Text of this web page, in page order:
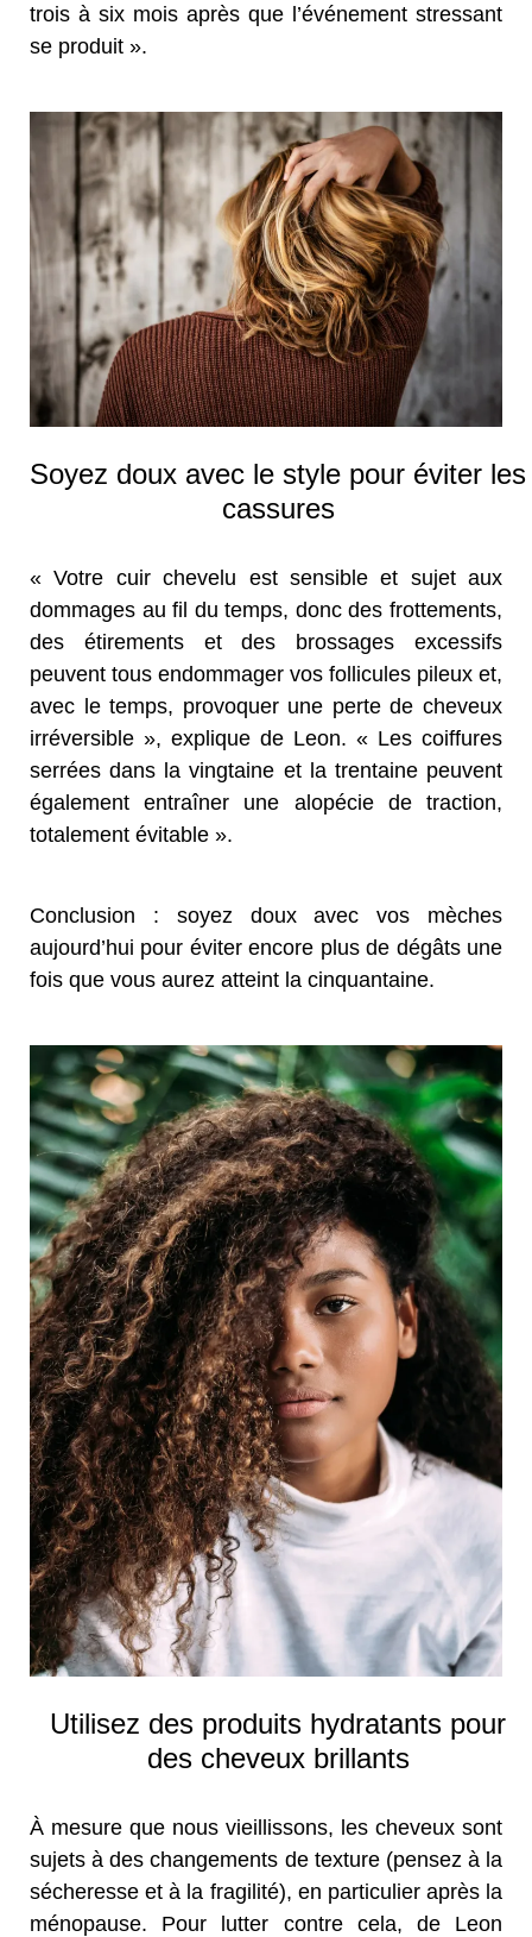
trois à six mois après que l’événement stressant
se produit ».
Soyez doux avec le style pour éviter les
cassures
« Votre cuir chevelu est sensible et sujet aux
dommages au fil du temps, donc des frottements,
des étirements et des brossages excessifs
peuvent tous endommager vos follicules pileux et,
avec le temps, provoquer une perte de cheveux
irréversible », explique de Leon. « Les coiffures
serrées dans la vingtaine et la trentaine peuvent
également entraîner une alopécie de traction,
totalement évitable ».
Conclusion : soyez doux avec vos mèches
aujourd’hui pour éviter encore plus de dégâts une
fois que vous aurez atteint la cinquantaine.
Utilisez des produits hydratants pour
des cheveux brillants
À mesure que nous vieillissons, les cheveux sont
sujets à des changements de texture (pensez à la
sécheresse et à la fragilité), en particulier après la
ménopause. Pour lutter contre cela, de Leon